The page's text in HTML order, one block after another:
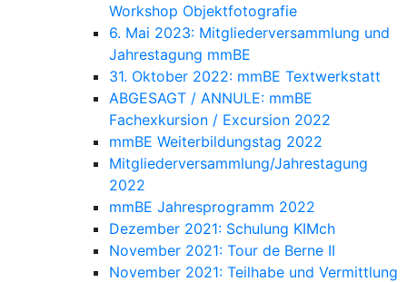
Workshop Objektfotografie
6. Mai 2023: Mitgliederversammlung und
Jahrestagung mmBE
31. Oktober 2022: mmBE Textwerkstatt
ABGESAGT / ANNULE: mmBE
Fachexkursion / Excursion 2022
mmBE Weiterbildungstag 2022
Mitgliederversammlung/Jahrestagung
2022
mmBE Jahresprogramm 2022
Dezember 2021: Schulung KIMch
November 2021: Tour de Berne II
November 2021: Teilhabe und Vermittlung